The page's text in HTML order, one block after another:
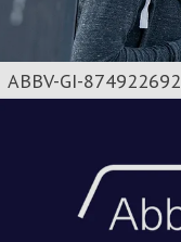
ABBV-GI-874922692